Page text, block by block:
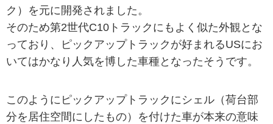
ク）を元に開発されました。
そのため第2世代C10トラックにもよく似た外観とな
っており、ピックアップトラックが好まれるUSにお
いてはかなり人気を博した車種となったそうです。
このようにピックアップトラックにシェル（荷台部
分を居住空間にしたもの）を付けた車が本来の意味